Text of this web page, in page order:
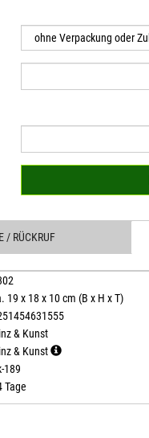
/ RÜCKRUF
19 x 18 x 10 cm (B x H x T)
& Kunst
& Kunst
189
Tage